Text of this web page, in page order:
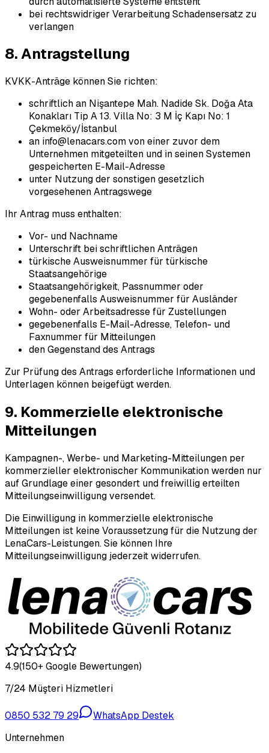
bei rechtswidriger Verarbeitung Schadensersatz zu
verlangen
8. Antragstellung
KVKK-Anträge können Sie richten:
schriftlich an Nişantepe Mah. Nadide Sk. Doğa Ata
Konakları Tip A 13. Villa No: 3 M İç Kapı No: 1
Çekmeköy/İstanbul
an info@lenacars.com von einer zuvor dem
Unternehmen mitgeteilten und in seinen Systemen
gespeicherten E-Mail-Adresse
unter Nutzung der sonstigen gesetzlich
vorgesehenen Antragswege
Ihr Antrag muss enthalten:
Vor- und Nachname
Unterschrift bei schriftlichen Anträgen
türkische Ausweisnummer für türkische
Staatsangehörige
Staatsangehörigkeit, Passnummer oder
gegebenenfalls Ausweisnummer für Ausländer
Wohn- oder Arbeitsadresse für Zustellungen
gegebenenfalls E-Mail-Adresse, Telefon- und
Faxnummer für Mitteilungen
den Gegenstand des Antrags
Zur Prüfung des Antrags erforderliche Informationen und
Unterlagen können beigefügt werden.
9. Kommerzielle elektronische
Mitteilungen
Kampagnen-, Werbe- und Marketing-Mitteilungen per
kommerzieller elektronischer Kommunikation werden nur
auf Grundlage einer gesondert und freiwillig erteilten
Mitteilungseinwilligung versendet.
Die Einwilligung in kommerzielle elektronische
Mitteilungen ist keine Voraussetzung für die Nutzung der
LenaCars-Leistungen. Sie können Ihre
Mitteilungseinwilligung jederzeit widerrufen.
4.9(150+ Google Bewertungen)
7/24 Müşteri Hizmetleri
0850 532 79 29
WhatsApp Destek
Unternehmen